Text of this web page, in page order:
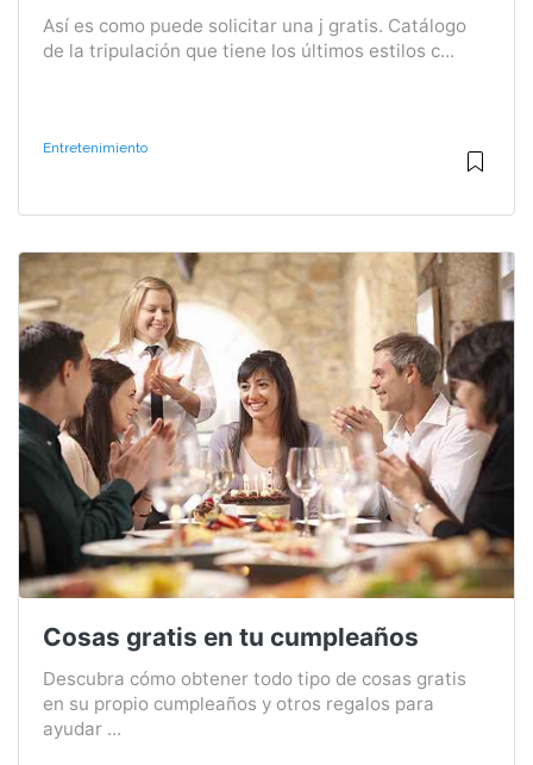
Así es como puede solicitar una j gratis. Catálogo
de la tripulación que tiene los últimos estilos c...
Entretenimiento
Cosas gratis en tu cumpleaños
Descubra cómo obtener todo tipo de cosas gratis
en su propio cumpleaños y otros regalos para
ayudar ...